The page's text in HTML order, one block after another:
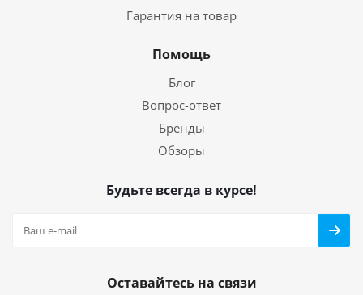
Гарантия на товар
Помощь
Блог
Вопрос-ответ
Бренды
Обзоры
Будьте всегда в курсе!
Оставайтесь на связи